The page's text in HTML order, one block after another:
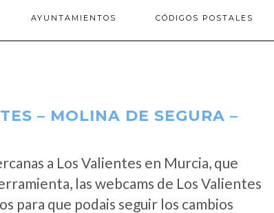
AYUNTAMIENTOS CÓDIGOS POSTALES
– MOLINA DE SEGURA –
a Los Valientes en Murcia, que
las webcams de Los Valientes
para que podais seguir los cambios